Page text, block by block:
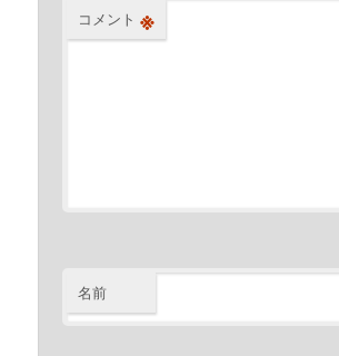
コメント ※
名前